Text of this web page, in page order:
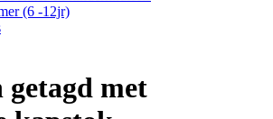
(6 -12jr)
getagd met